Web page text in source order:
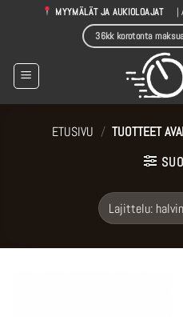
MYYMÄLÄT JA AUKIOLOAJAT |
36kk korotonta
ETUSIVU / TUOTTEET